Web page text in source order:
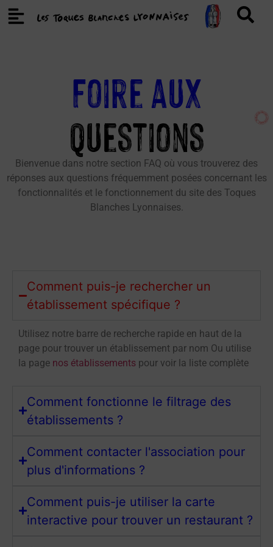
Foire aux
Questions
Bienvenue dans notre section FAQ où vous trouverez des
réponses aux questions fréquemment posées concernant les
fonctionnalités et le fonctionnement du site des Toques
Blanches Lyonnaises.
Comment puis-je rechercher un
établissement spécifique ?
Utilisez notre barre de recherche rapide en haut de la
page pour trouver un établissement par nom Ou utilise
la page nos établissements pour voir la liste complète
Comment fonctionne le filtrage des
établissements ?
Comment contacter l'association pour
plus d'informations ?
Comment puis-je utiliser la carte
interactive pour trouver un restaurant ?